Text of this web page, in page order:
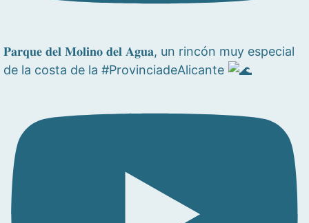
𝐏𝐚𝐫𝐪𝐮𝐞 𝐝𝐞𝐥 𝐌𝐨𝐥𝐢𝐧𝐨 𝐝𝐞𝐥 𝐀𝐠𝐮𝐚, un rincón muy especial
de la costa de la #ProvinciadeAlicante